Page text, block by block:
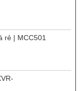
rẻ | MCC501